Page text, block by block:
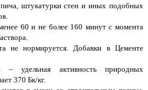
штукатурки стен и иных подобных
60 и не более 160 минут с момента
не нормируется. Добавки в Цементе
– удельная активность природных
370 Бк/кг.